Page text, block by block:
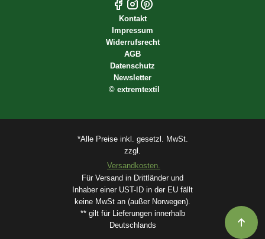
Kontakt
Impressum
Widerrufsrecht
AGB
Datenschutz
Newsletter
© extremtextil
*Alle Preise inkl. gesetzl. MwSt.
zzgl.
Versandkosten.
Für Versand in Drittländer und
Inhaber einer UST-ID in der EU fällt
keine MwSt an (außer Norwegen).
** gilt für Lieferungen innerhalb
Deutschlands